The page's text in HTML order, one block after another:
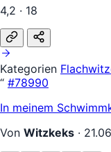
4,2 · 18
Kategorien
“ #78990
In meinem
Von Witzkeks ·